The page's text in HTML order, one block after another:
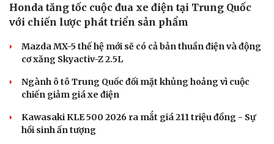
check-in
Cửa sổ tình yêu
Kể chuyện cho bé
Honda tăng tốc cuộc đua xe điện tại Trung Quốc
với chiến lược phát triển sản phẩm
Mazda MX-5 thế hệ mới sẽ có cả bản thuần điện và động
cơ xăng Skyactiv-Z 2.5L
Ngành ô tô Trung Quốc đối mặt khủng hoảng vì cuộc
chiến giảm giá xe điện
Kawasaki KLE 500 2026 ra mắt giá 211 triệu đồng - Sự
hồi sinh ấn tượng